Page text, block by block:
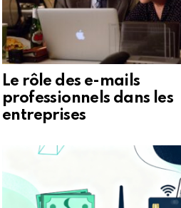
Le rôle des e-mails
professionnels dans les
entreprises